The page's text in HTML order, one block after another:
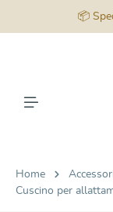
📦
Home
Cuscino per